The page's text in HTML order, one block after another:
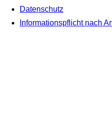
Datenschutz
Informationspflicht nach